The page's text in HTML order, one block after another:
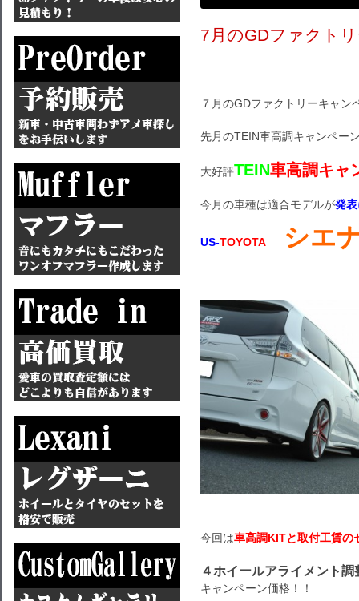
7月のGDファクト
７月のGDファクトリーキャン
先月のTEIN車高調キャンペー
大好評TEIN車高調キャ
今月の車種は適合モデルが発
US-TOYOTA シエ
今回は車高調KITと取付工賃の
４ホイールアライメント調
キャンペーン価格！！